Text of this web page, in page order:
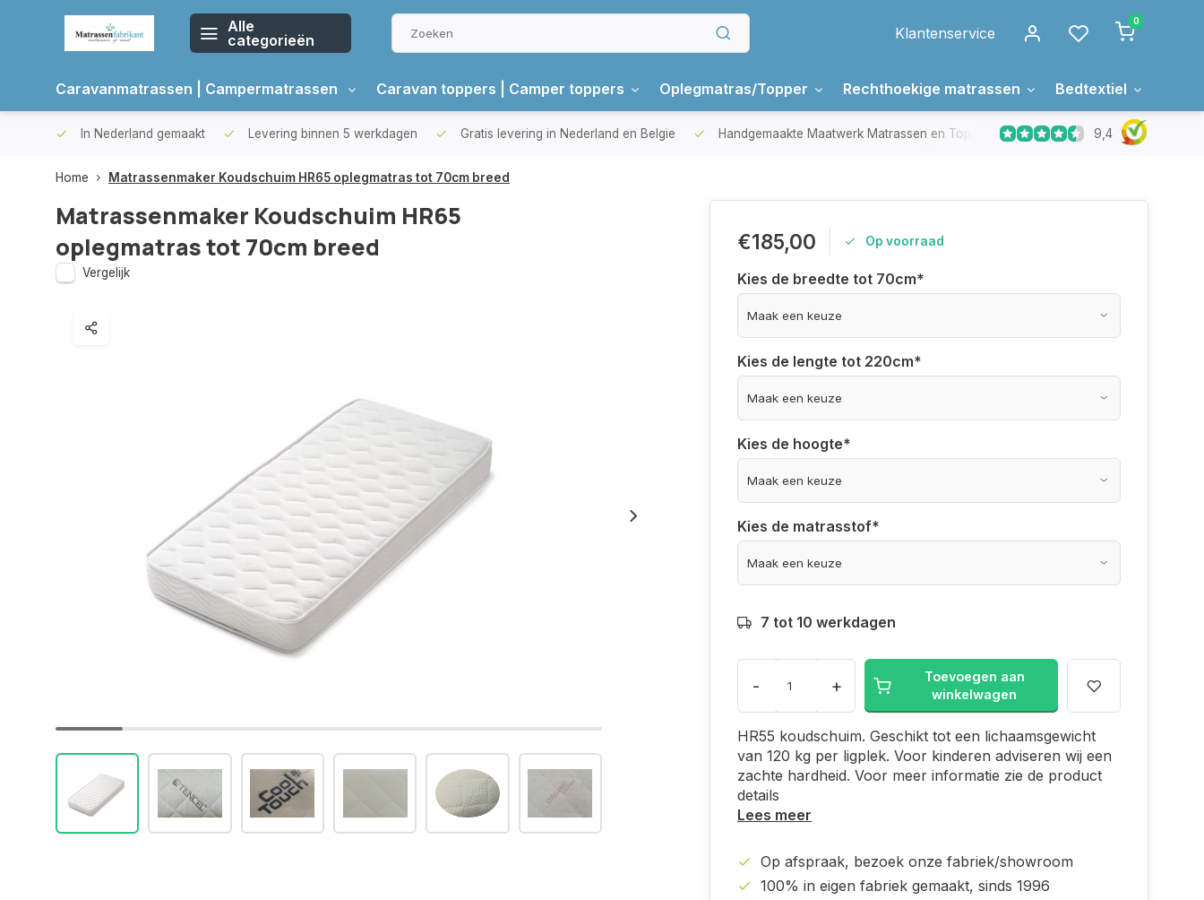
Alle
categorieën
Klantenservice
0
Caravanmatrassen | Campermatrassen Caravan toppers | Camper toppers Oplegmatras/Topper Rechthoekige matrassen Bedtextiel
In Nederland gemaakt Levering binnen 5 werkdagen Gratis levering in Nederland en Belgie Handgemaakte Maatwerk Matrassen en Toppers In Nederland gemaakt
9,4
Home Matrassenmaker Koudschuim HR65 oplegmatras tot 70cm breed
Matrassenmaker Koudschuim HR65
oplegmatras tot 70cm breed
Vergelijk
€185,00 Op voorraad
Kies de breedte tot 70cm*
Kies de lengte tot 220cm*
Kies de hoogte*
Kies de matrasstof*
7 tot 10 werkdagen
- +
Toevoegen aan
winkelwagen
HR55 koudschuim. Geschikt tot een lichaamsgewicht
van 120 kg per ligplek. Voor kinderen adviseren wij een
zachte hardheid. Voor meer informatie zie de product
details
Lees meer
Op afspraak, bezoek onze fabriek/showroom
100% in eigen fabriek gemaakt, sinds 1996